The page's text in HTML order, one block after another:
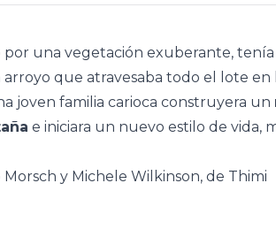
por una vegetación exuberante,
que atravesaba todo el lote en
joven familia carioca construyera un
e iniciara un nuevo estilo de vida,